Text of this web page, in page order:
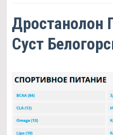
Дростанолон
Суст